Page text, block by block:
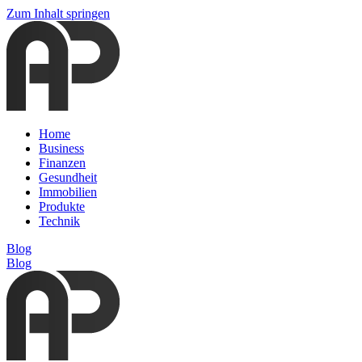
Zum Inhalt springen
Home
Business
Finanzen
Gesundheit
Immobilien
Produkte
Technik
Blog
Blog